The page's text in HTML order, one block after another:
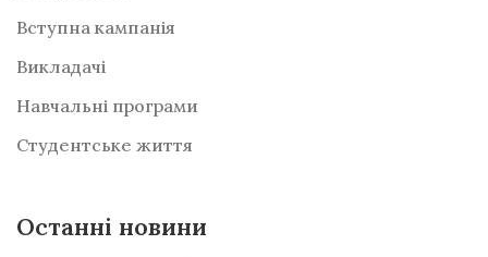
Вступна кампанія
Викладачі
Навчальні програми
Студентське життя
Останні новини